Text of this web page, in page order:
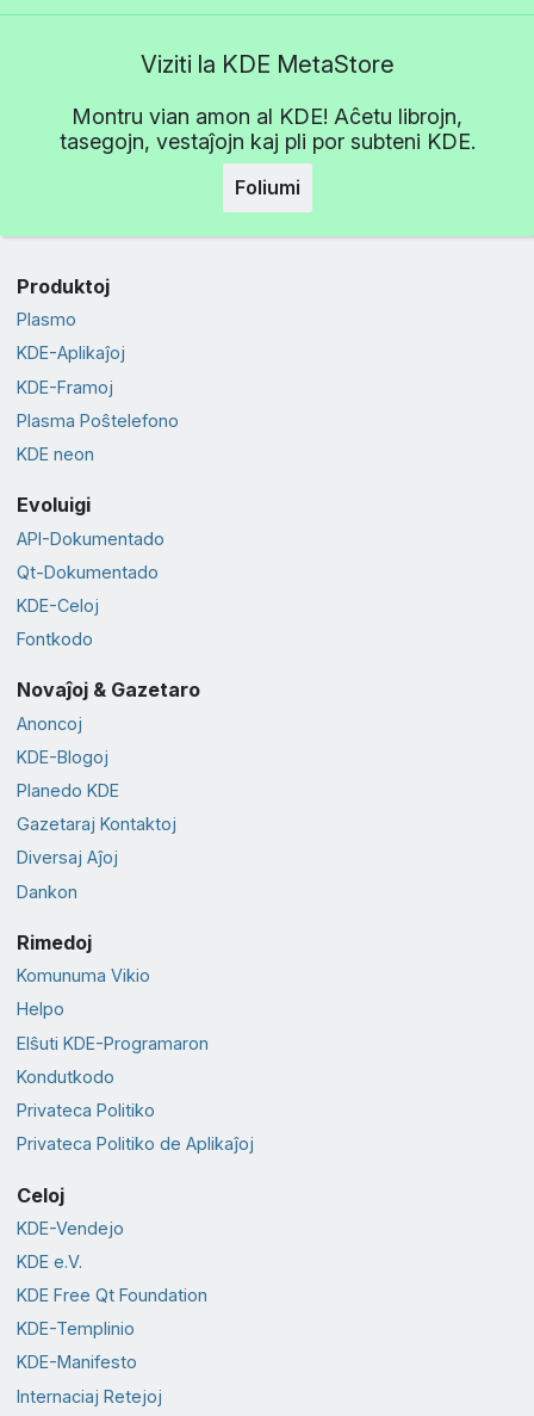
Viziti la KDE MetaStore
Montru vian amon al KDE! Aĉetu librojn,
tasegojn, vestaĵojn kaj pli por subteni KDE.
Foliumi
Produktoj
Plasmo
KDE-Aplikaĵoj
KDE-Framoj
Plasma Poŝtelefono
KDE neon
Evoluigi
API-Dokumentado
Qt-Dokumentado
KDE-Celoj
Fontkodo
Novaĵoj & Gazetaro
Anoncoj
KDE-Blogoj
Planedo KDE
Gazetaraj Kontaktoj
Diversaj Aĵoj
Dankon
Rimedoj
Komunuma Vikio
Helpo
Elŝuti KDE-Programaron
Kondutkodo
Privateca Politiko
Privateca Politiko de Aplikaĵoj
Celoj
KDE-Vendejo
KDE e.V.
KDE Free Qt Foundation
KDE-Templinio
KDE-Manifesto
Internaciaj Retejoj